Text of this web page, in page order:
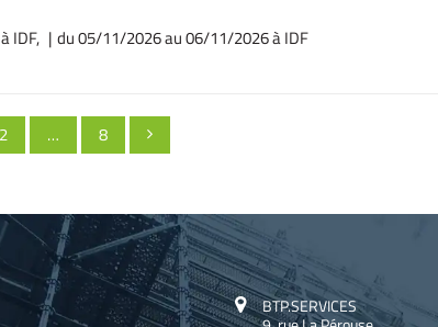
IDF, du 05/11/2026au 06/11/2026 à IDF
PAGE
2 … PAGE
8 
BTP.SERVICES